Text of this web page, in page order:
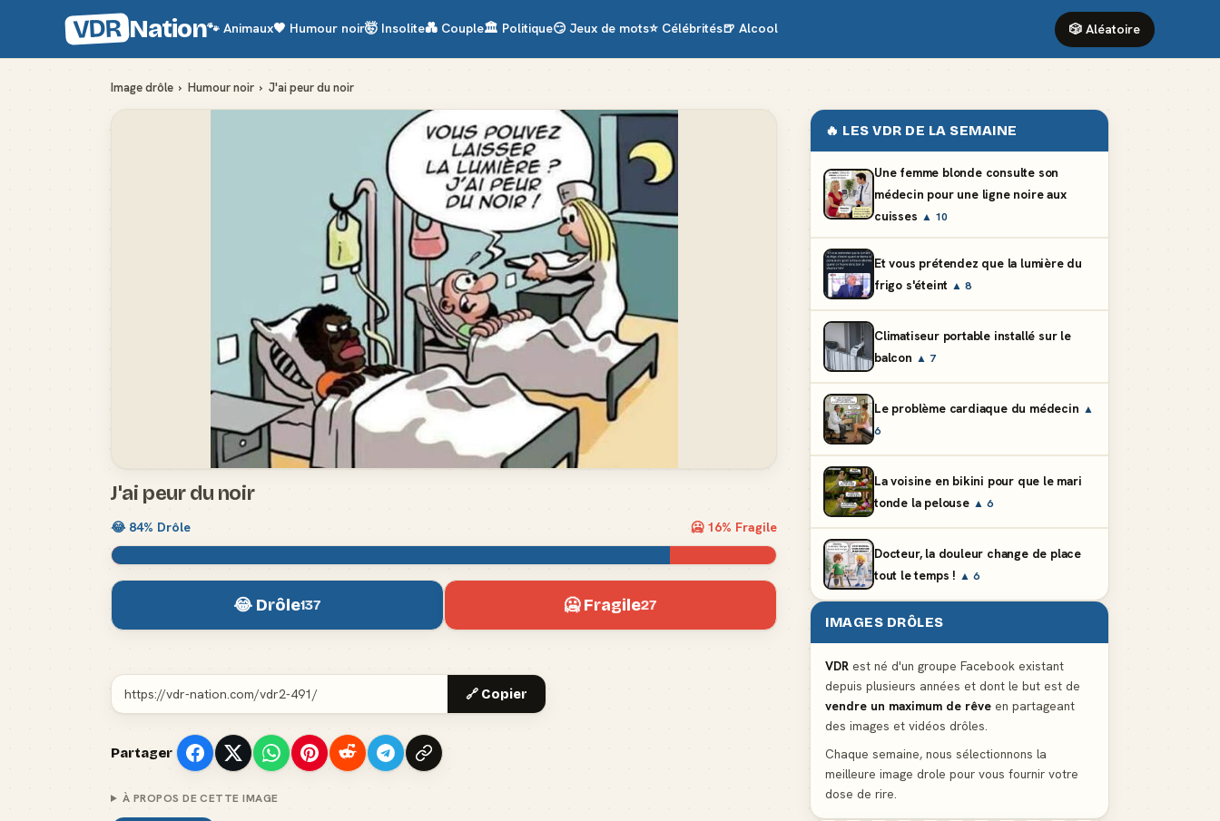
VDR Nation🐾 Animaux🖤 Humour noir🤯 Insolite💑 Couple🏛️ Politique😏 Jeux de mots⭐ Célébrités🍺 Alcool 🎲 Aléatoire
Image drôle › Humour noir › J'ai peur du noir
J'ai peur du noir
😂 84% Drôle 🥶 16% Fragile
😂 Drôle137 🥶 Fragile27
🔗 Copier
Partager
À PROPOS DE CETTE IMAGE
🔥 LES VDR DE LA SEMAINE
Une femme blonde consulte son
médecin pour une ligne noire aux
cuisses ▲ 10
Et vous prétendez que la lumière du
frigo s'éteint ▲ 8
Climatiseur portable installé sur le
balcon ▲ 7
Le problème cardiaque du médecin ▲
6
La voisine en bikini pour que le mari
tonde la pelouse ▲ 6
Docteur, la douleur change de place
tout le temps ! ▲ 6
IMAGES DRÔLES
VDR est né d'un groupe Facebook existant
depuis plusieurs années et dont le but est de
vendre un maximum de rêve en partageant
des images et vidéos drôles.
Chaque semaine, nous sélectionnons la
meilleure image drole pour vous fournir votre
dose de rire.